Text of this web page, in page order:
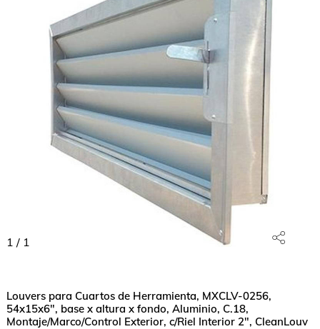
1 / 1
Louvers para Cuartos de Herramienta, MXCLV-0256,
54x15x6", base x altura x fondo, Aluminio, C.18,
Montaje/Marco/Control Exterior, c/Riel Interior 2", CleanLouv